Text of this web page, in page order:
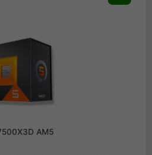
w Twoim zasięgu.
AM5